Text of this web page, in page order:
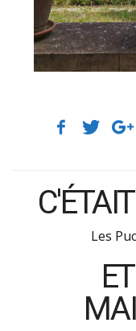
Les